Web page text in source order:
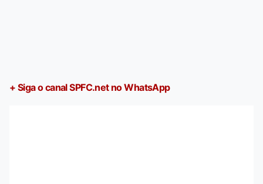
+ Siga o canal SPFC.net no WhatsApp